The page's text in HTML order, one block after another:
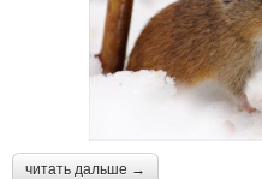
читать дальше →